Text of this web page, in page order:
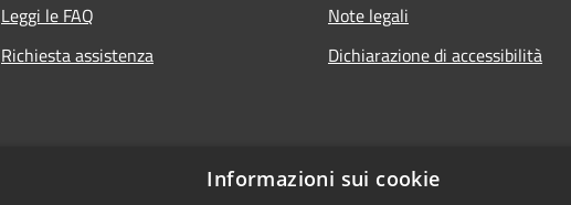
Leggi le FAQ
Richiesta assistenza
Note legali
Dichiarazione di accessibilità
Informazioni sui cookie